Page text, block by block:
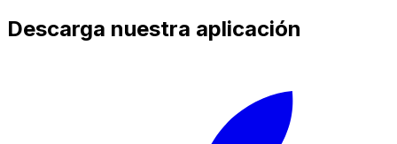
Descarga nuestra aplicación